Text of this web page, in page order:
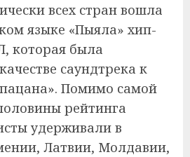
всех стран вошла
языке «Пыяла» хип-
которая была
саундтрека к
Помимо самой
рейтинга
удерживали в
Латвии, Молдавии,